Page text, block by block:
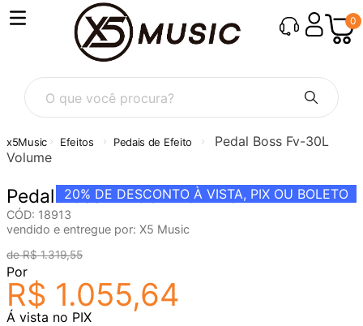
0
O que você procura?
Efeitos Pedais de Efeito
Pedal Boss Fv-30L
Volume
20% DE DESCONTO À VISTA, PIX OU BOLETO
Pedal Boss Fv-30L Volume
CÓD: 18913
vendido e entregue por: X5 Music
R$ 1.319,55
Por
R$ 1.055,64
Á vista no PIX